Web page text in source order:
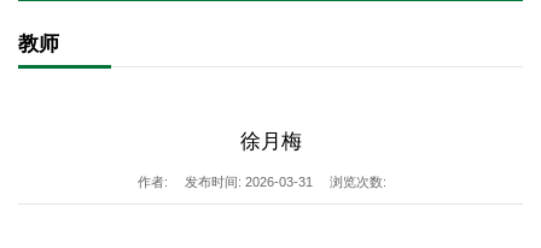
教师
徐月梅
作者: 发布时间: 2026-03-31 浏览次数: